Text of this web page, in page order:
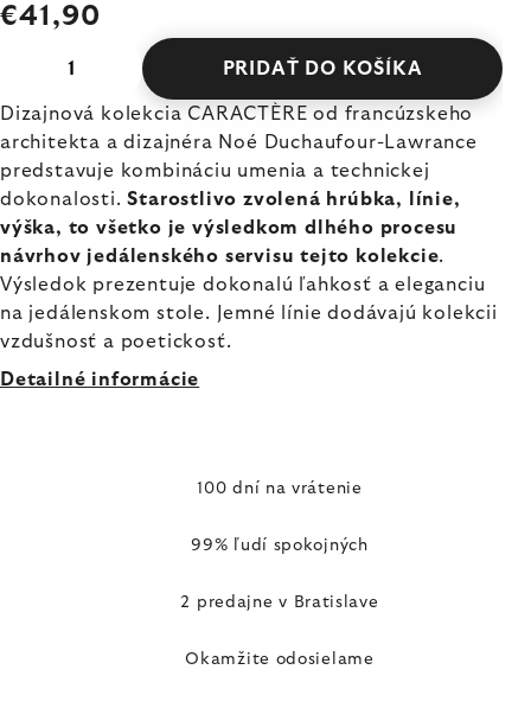
€41,90
PRIDAŤ DO KOŠÍKA
Dizajnová kolekcia CARACTÈRE od francúzskeho
architekta a dizajnéra Noé Duchaufour-Lawrance
predstavuje kombináciu umenia a technickej
dokonalosti.Starostlivo zvolená hrúbka, línie,
výška, to všetko je výsledkom dlhého procesu
návrhov jedálenského servisu tejto kolekcie.
Výsledok prezentuje dokonalú ľahkosť a eleganciu
na jedálenskom stole. Jemné línie dodávajú kolekcii
vzdušnosť a poetickosť.
Detailné informácie
100 dní na vrátenie
99% ľudí spokojných
2 predajne v Bratislave
Okamžite odosielame